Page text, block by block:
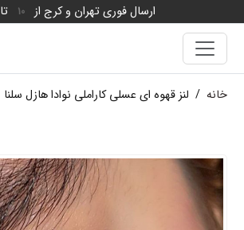
ارسال فوری تهران و کرج از 10 تا
خانه / لنز قهوه ای عسلی کاراملی نوادا هازل سلنا